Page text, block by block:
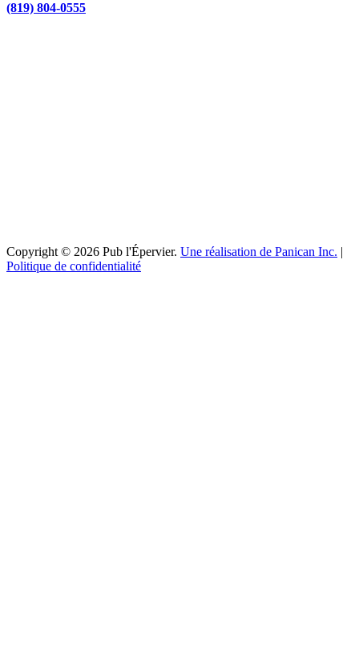
(819) 804-0555
Copyright © 2026 Pub l'Épervier. Une réalisation de Panican Inc. |
Politique de confidentialité